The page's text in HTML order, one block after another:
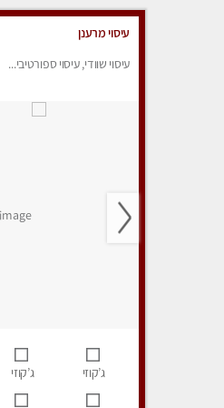
עיסוי מרענן
עיסוי שוודי, עיסוי ספורטיבי...
ג’קוזי ג’קוזי